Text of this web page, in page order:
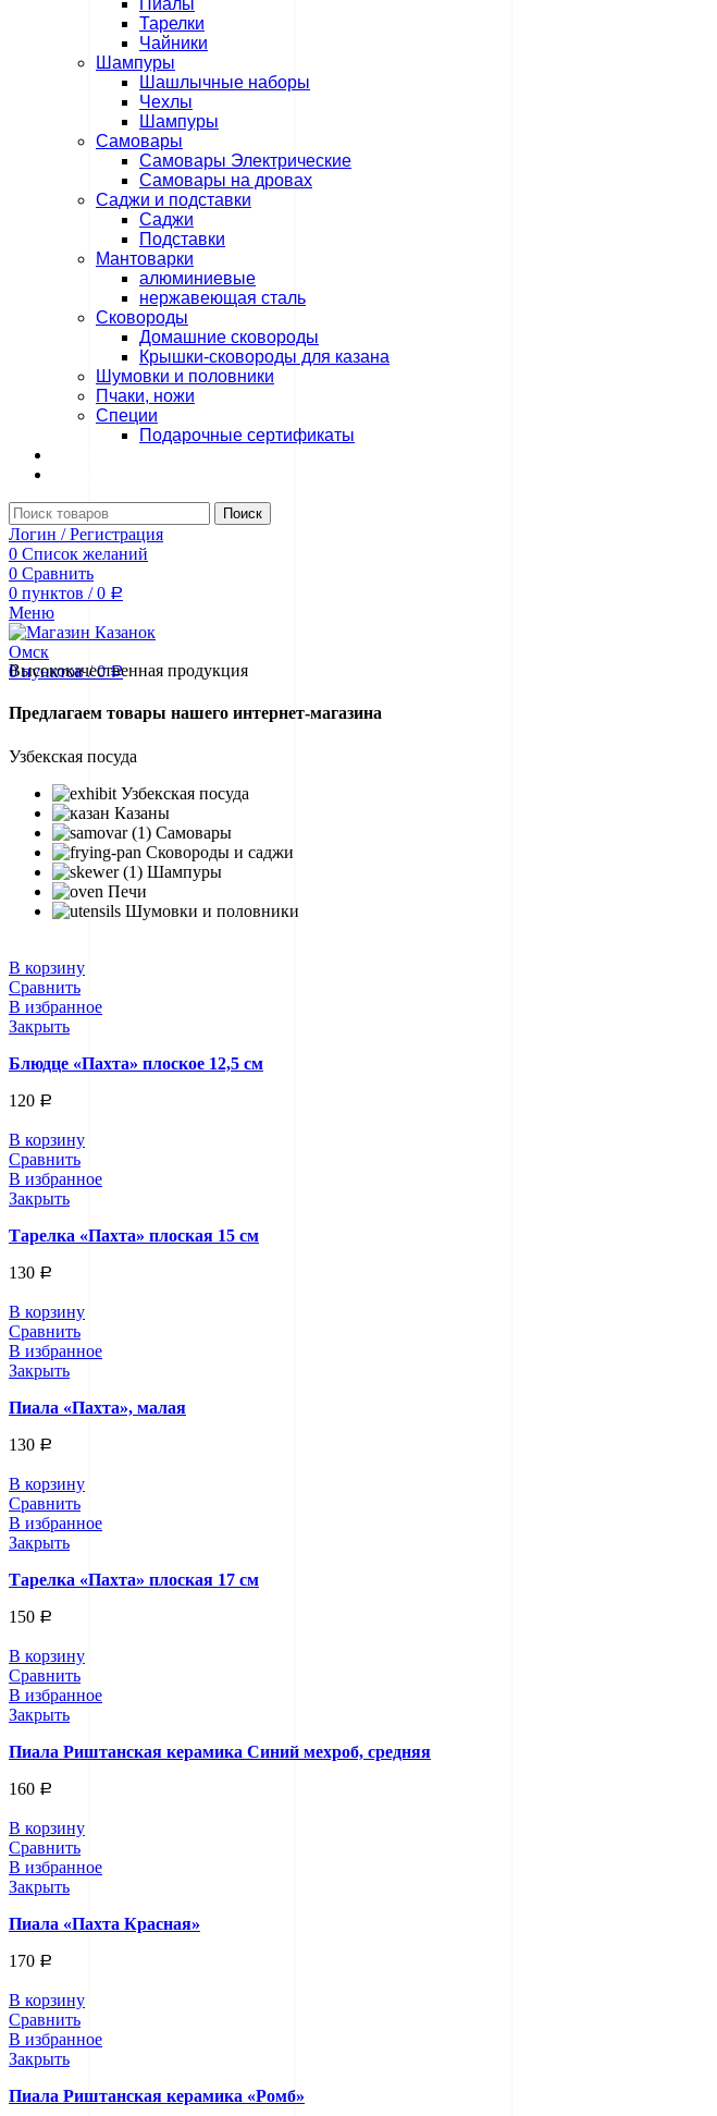
Пиалы
Тарелки
Чайники
Шампуры
Шашлычные наборы
Чехлы
Шампуры
Самовары
Самовары Электрические
Самовары на дровах
Саджи и подставки
Саджи
Подставки
Мантоварки
алюминиевые
нержавеющая сталь
Сковороды
Домашние сковороды
Крышки-сковороды для казана
Шумовки и половники
Пчаки, ножи
Специи
Подарочные сертификаты
Поиск
Логин / Регистрация
0 Список желаний
0 Сравнить
0 пунктов / 0 Р
Меню
0пунктов / 0Р
Высококачественная продукция
Предлагаем товары нашего интернет-магазина
Узбекская посуда
Узбекская посуда
Казаны
Самовары
Сковороды и саджи
Шампуры
Печи
Шумовки и половники
В корзину
Сравнить
В избранное
Закрыть
Блюдце «Пахта» плоское 12,5 см
120 Р
В корзину
Сравнить
В избранное
Закрыть
Тарелка «Пахта» плоская 15 см
130 Р
В корзину
Сравнить
В избранное
Закрыть
Пиала «Пахта», малая
130 Р
В корзину
Сравнить
В избранное
Закрыть
Тарелка «Пахта» плоская 17 см
150 Р
В корзину
Сравнить
В избранное
Закрыть
Пиала Риштанская керамика Синий мехроб, средняя
160 Р
В корзину
Сравнить
В избранное
Закрыть
Пиала «Пахта Красная»
170 Р
В корзину
Сравнить
В избранное
Закрыть
Пиала Риштанская керамика «Ромб»